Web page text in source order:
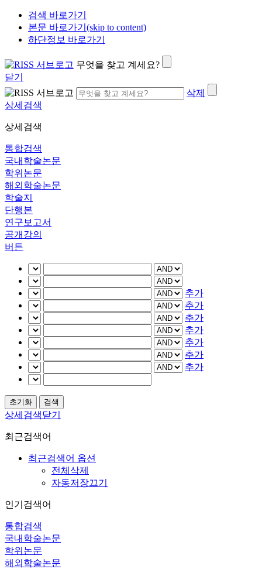
검색 바로가기
본문 바로가기(skip to content)
하단정보 바로가기
무엇을 찾고 계세요?
닫기
삭제
상세검색
상세검색
통합검색
국내학술논문
학위논문
해외학술논문
학술지
단행본
연구보고서
공개강의
버튼
추가
추가
추가
추가
추가
추가
추가
상세검색닫기
최근검색어
최근검색어 옵션
전체삭제
자동저장끄기
인기검색어
통합검색
국내학술논문
학위논문
해외학술논문